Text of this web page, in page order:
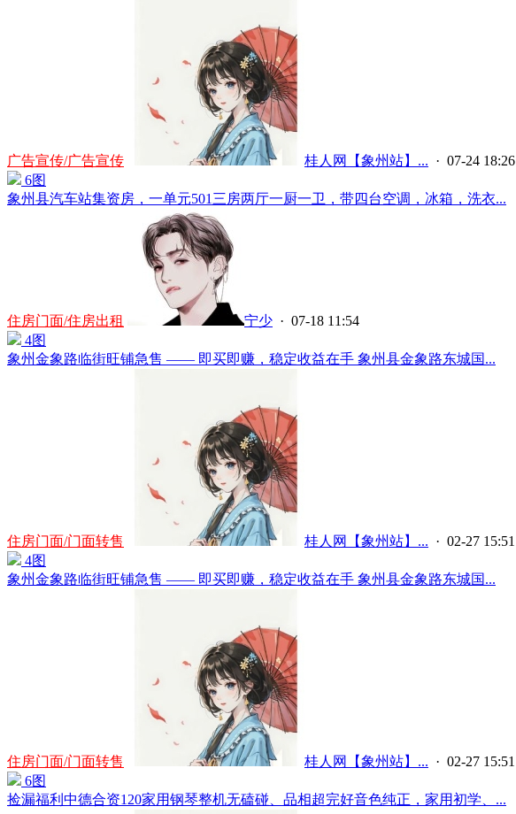
广告宣传/广告宣传 桂人网【象州站】... · 07-24 18:26
6图
象州县汽车站集资房，一单元501三房两厅一厨一卫，带四台空调，冰箱，洗衣...
住房门面/住房出租 宁少 · 07-18 11:54
4图
象州金象路临街旺铺急售 —— 即买即赚，稳定收益在手 象州县金象路东城国...
住房门面/门面转售 桂人网【象州站】... · 02-27 15:51
4图
象州金象路临街旺铺急售 —— 即买即赚，稳定收益在手 象州县金象路东城国...
住房门面/门面转售 桂人网【象州站】... · 02-27 15:51
6图
捡漏福利中德合资120家用钢琴整机无磕碰、品相超完好音色纯正，家用初学、...